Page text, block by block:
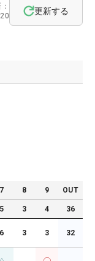
更新する
7 8 9 OUT
5 3 4 36
6 3 3 32